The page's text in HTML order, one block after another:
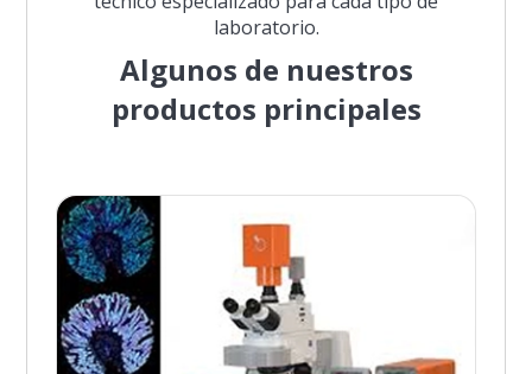
laboratorio.
Algunos de nuestros
productos principales